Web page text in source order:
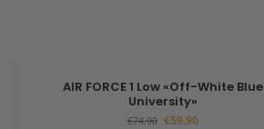
AIR FORCE 1 Low «Off-White Blue
University»
€74.90 €59.90